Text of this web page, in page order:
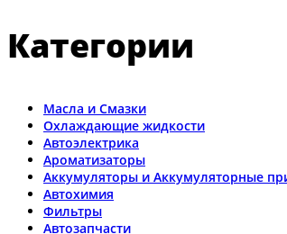
Категории
Масла и Смазки
Охлаждающие жидкости
Автоэлектрика
Ароматизаторы
Аккумуляторы и Аккумуляторные
Автохимия
Фильтры
Автозапчасти